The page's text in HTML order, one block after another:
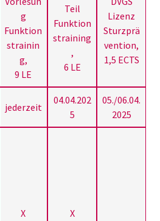
g
Funktion
strainin
g,
9 LE
Teil
Funktion
straining
,
6 LE
Lizenz
Sturzprä
vention,
1,5 ECTS
jederzeit
04.04.202
5
05./06.04.
2025
X X